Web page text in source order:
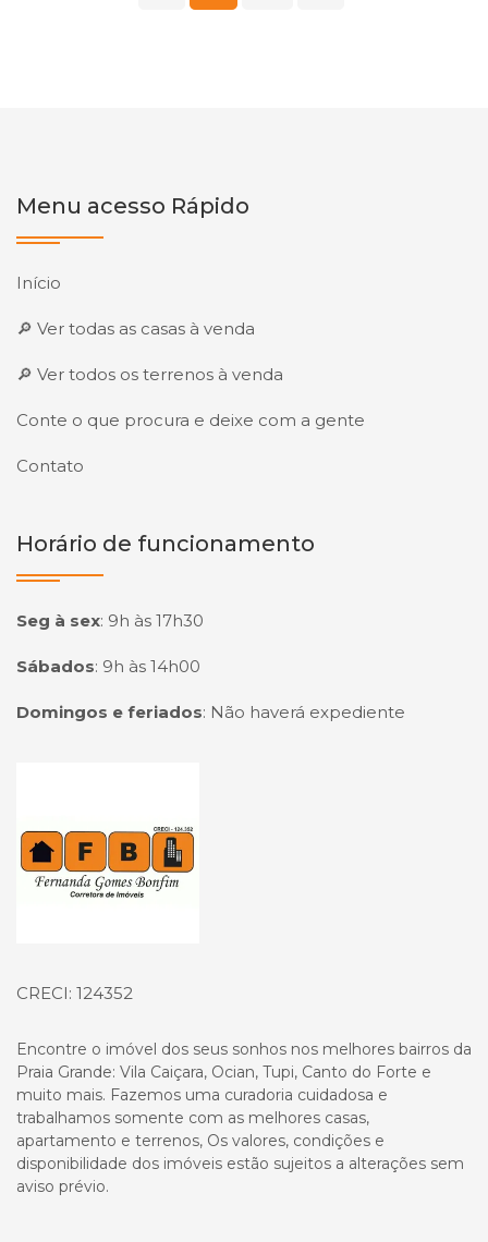
Menu acesso Rápido
Início
🔎 Ver todas as casas à venda
🔎 Ver todos os terrenos à venda
Conte o que procura e deixe com a gente
Contato
Horário de funcionamento
Seg à sex: 9h às 17h30
Sábados: 9h às 14h00
Domingos e feriados: Não haverá expediente
CRECI: 124352
Encontre o imóvel dos seus sonhos nos melhores bairros da
Praia Grande: Vila Caiçara, Ocian, Tupi, Canto do Forte e
muito mais. Fazemos uma curadoria cuidadosa e
trabalhamos somente com as melhores casas,
apartamento e terrenos, Os valores, condições e
disponibilidade dos imóveis estão sujeitos a alterações sem
aviso prévio.